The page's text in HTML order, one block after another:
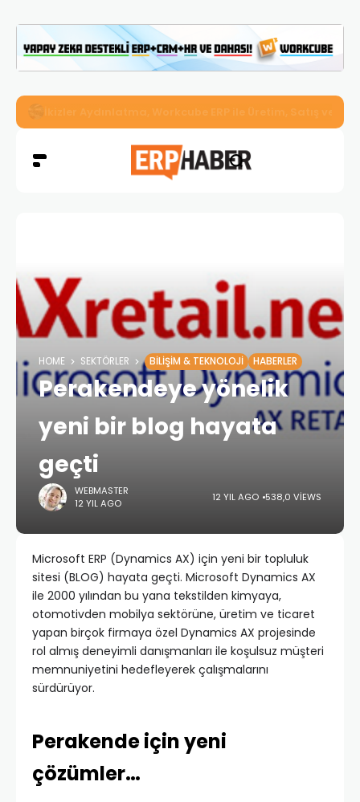
İkizler Aydınlatma, Workcube ERP ile Üretim, Satış ve
HOME SEKTÖRLER BILIŞIM & TEKNOLOJI HABERLER
Perakendeye yönelik
yeni bir blog hayata
geçti
WEBMASTER
12 YIL AGO
12 YIL AGO 538,0 VIEWS
Microsoft ERP (Dynamics AX) için yeni bir topluluk
sitesi (BLOG) hayata geçti. Microsoft Dynamics AX
ile 2000 yılından bu yana tekstilden kimyaya,
otomotivden mobilya sektörüne, üretim ve ticaret
yapan birçok firmaya özel Dynamics AX projesinde
rol almış deneyimli danışmanları ile koşulsuz müşteri
memnuniyetini hedefleyerek çalışmalarını
sürdürüyor.
Perakende için yeni
çözümler…